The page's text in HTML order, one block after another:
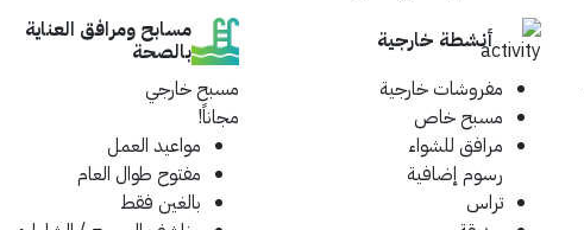
أنشطة خارجية
مفروشات خارجية
مسبح خاص
مرافق للشواء
رسوم إضافية
تراس
مسابح ومرافق العناية
بالصحة
مسبح خارجي
مجاناً!
مواعيد العمل
مفتوح طوال العام
بالغين فقط